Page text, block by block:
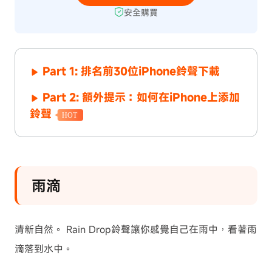
安全購買
Part 1: 排名前30位iPhone鈴聲下載
Part 2: 額外提示：如何在iPhone上添加
鈴聲
HOT
雨滴
清新自然。 Rain Drop鈴聲讓你感覺自己在雨中，看著雨
滴落到水中。